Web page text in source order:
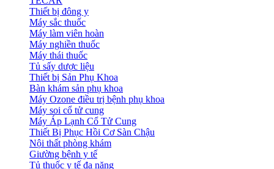
Thiết bị đông y
Máy sắc thuốc
Máy làm viên hoàn
Máy nghiền thuốc
Máy thái thuốc
Tủ sấy dược liệu
Thiết bị Sản Phụ Khoa
Bàn khám sản phụ khoa
Máy Ozone điều trị bệnh phụ khoa
Máy soi cổ tử cung
Máy Áp Lạnh Cổ Tử Cung
Thiết Bị Phục Hồi Cơ Sàn Chậu
Nội thất phòng khám
Giường bệnh y tế
Tủ thuốc y tế đa năng